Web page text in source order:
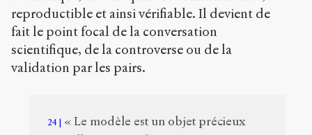
reproductible et ainsi vérifiable. Il devient de
fait le point focal de la conversation
scientifique, de la controverse ou de la
validation par les pairs.
24
« Le modèle est un objet précieux